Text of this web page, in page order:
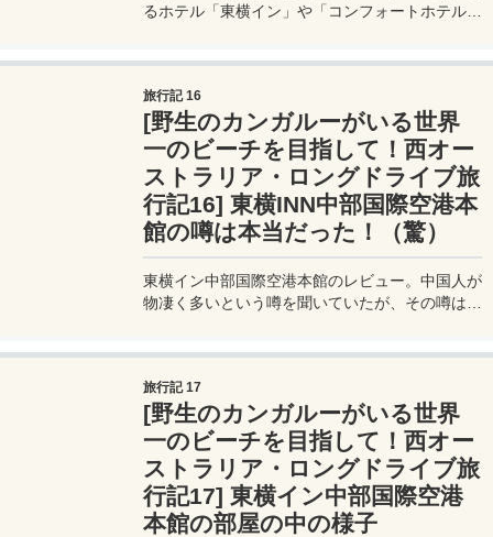
るホテル「東横イン」や「コンフォートホテル」
旅行記 16
[野生のカンガルーがいる世界
一のビーチを目指して！西オー
ストラリア・ロングドライブ旅
行記16] 東横INN中部国際空港本
館の噂は本当だった！（驚）
東横イン中部国際空港本館のレビュー。中国人が
物凄く多いという噂を聞いていたが、その噂は本
旅行記 17
[野生のカンガルーがいる世界
一のビーチを目指して！西オー
ストラリア・ロングドライブ旅
行記17] 東横イン中部国際空港
本館の部屋の中の様子